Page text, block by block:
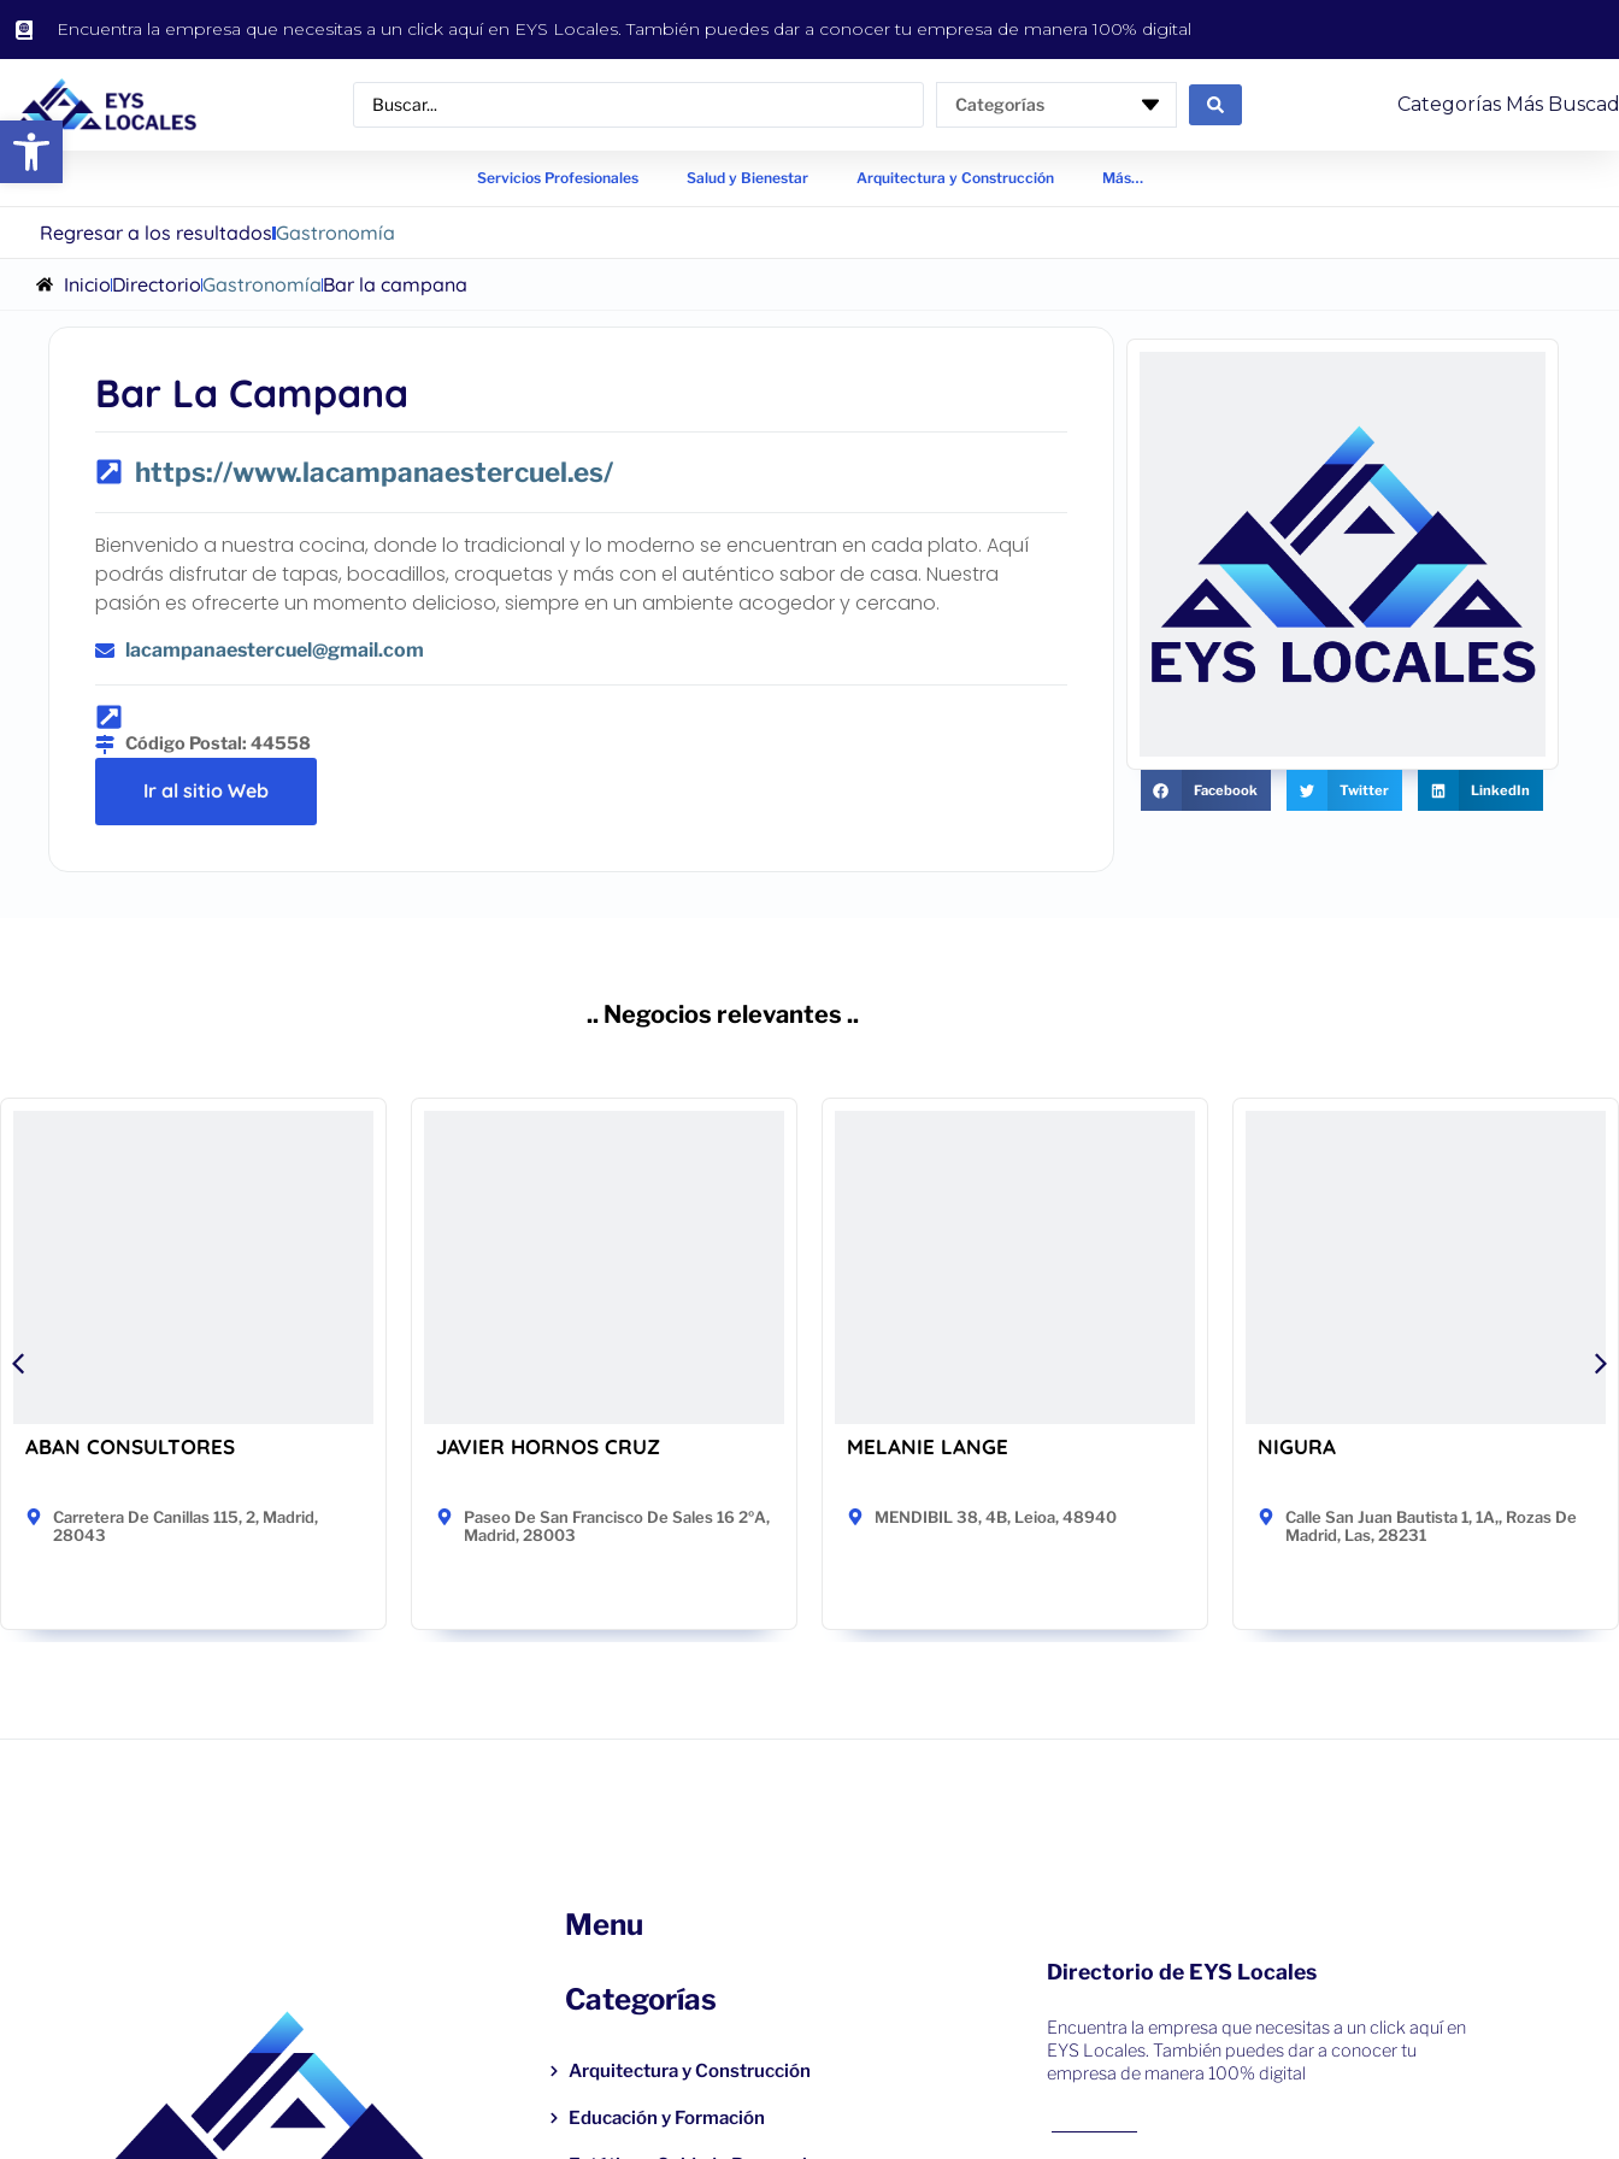
Abrir barra de herramientas
Encuentra la empresa que necesitas a un click aquí en EYS Locales. También puedes dar a conocer tu empresa de manera 100% digital
Categorías Categorías Más
Servicios Profesionales Salud y Bienestar Arquitectura y Construcción Más…
Regresar a los resultadosGastronomía
InicioDirectorioGastronomíaBar la campana
Bar La Campana
https://www.lacampanaestercuel.es/
Bienvenido a nuestra cocina, donde lo tradicional y lo moderno se encuentran en cada plato. Aquí
podrás disfrutar de tapas, bocadillos, croquetas y más con el auténtico sabor de casa. Nuestra
pasión es ofrecerte un momento delicioso, siempre en un ambiente acogedor y cercano.
lacampanaestercuel@gmail.com
Código Postal: 44558
Ir al sitio Web Facebook Twitter LinkedIn
.. Negocios relevantes ..
ABAN CONSULTORES
Carretera De Canillas 115, 2, Madrid,
28043
JAVIER HORNOS CRUZ
Paseo De San Francisco De Sales 16 2ºA,
Madrid, 28003
MELANIE LANGE
MENDIBIL 38, 4B, Leioa, 48940
NIGURA
Calle San Juan Bautista 1, 1A,, Rozas De
Madrid, Las, 28231
Menu
Categorías
Arquitectura y Construcción
Educación y Formación
Directorio de EYS Locales
Encuentra la empresa que necesitas a un click aquí en
EYS Locales. También puedes dar a conocer tu
empresa de manera 100% digital